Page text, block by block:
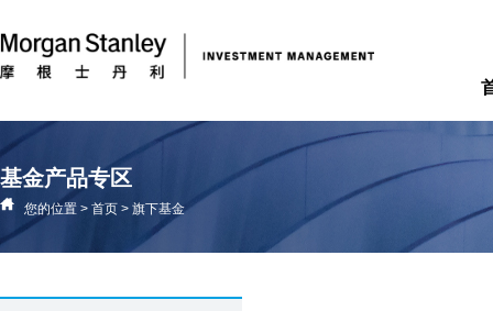
基金产品专区
您的位置 > 首页 > 旗下基金